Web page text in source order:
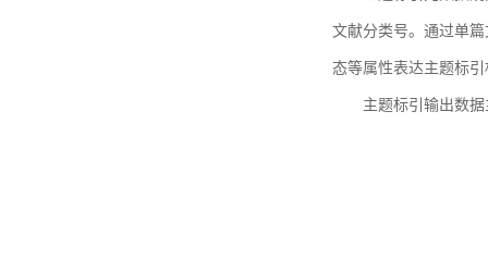
文献分类号。通过单
态等属性表达主题标
主题标引输出数